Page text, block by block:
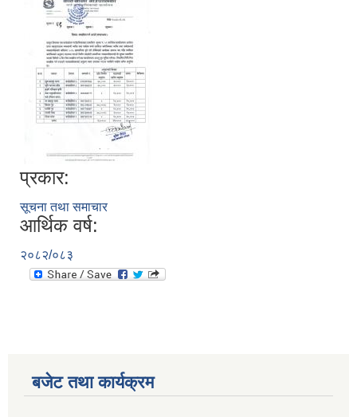
प्रकार:
सूचना तथा समाचार
आर्थिक वर्ष:
२०८२/०८३
बजेट तथा कार्यक्रम